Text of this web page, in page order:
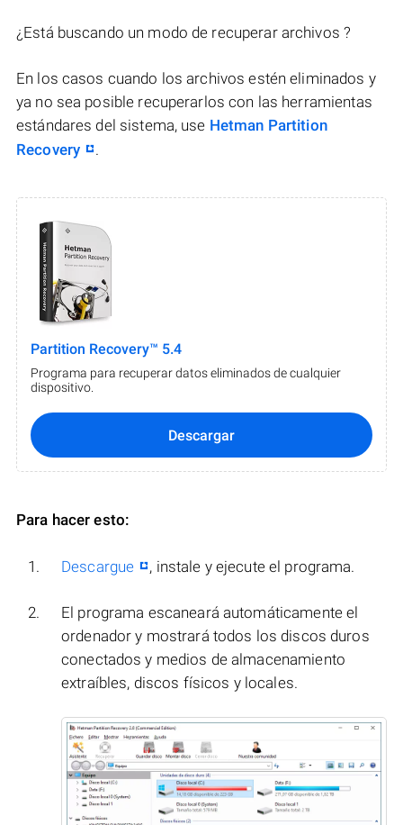
¿Está buscando un modo de recuperar archivos ?
En los casos cuando los archivos estén eliminados y
ya no sea posible recuperarlos con las herramientas
estándares del sistema, use Hetman Partition
Recovery
.
Partition Recovery™ 5.4
Programa para recuperar datos eliminados de cualquier
dispositivo.
Descargar
Para hacer esto:
Descargue , instale y ejecute el programa.
El programa escaneará automáticamente el
ordenador y mostrará todos los discos duros
conectados y medios de almacenamiento
extraíbles, discos físicos y locales.